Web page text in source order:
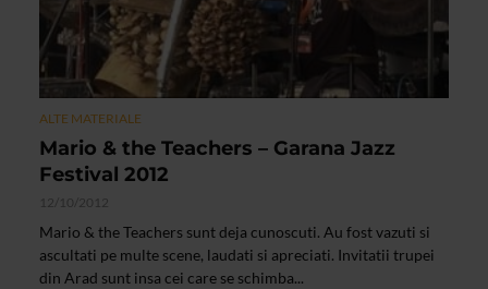
ALTE MATERIALE
Mario & the Teachers – Garana Jazz
Festival 2012
12/10/2012
Mario & the Teachers sunt deja cunoscuti. Au fost vazuti si
ascultati pe multe scene, laudati si apreciati. Invitatii trupei
din Arad sunt insa cei care se schimba...